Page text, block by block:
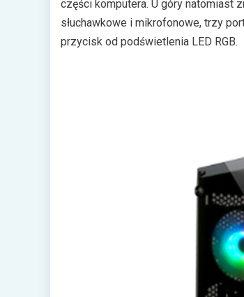
części komputera. U góry natomiast
słuchawkowe i mikrofonowe, trzy
przycisk od podświetlenia LED RGB.